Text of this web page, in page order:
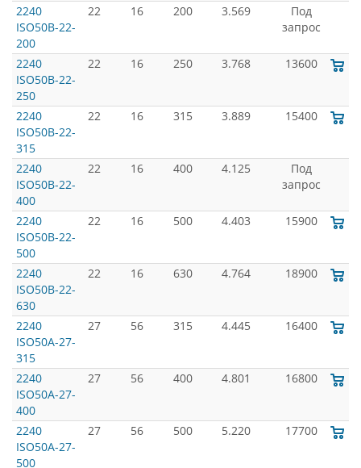
2240
ISO50B-22-
200
22 16 200 3.569
Под
запрос
2240
ISO50B-22-
250
22 16 250 3.768 13600
2240
ISO50B-22-
315
22 16 315 3.889 15400
2240
ISO50B-22-
400
22 16 400 4.125
Под
запрос
2240
ISO50B-22-
500
22 16 500 4.403 15900
2240
ISO50B-22-
630
22 16 630 4.764 18900
2240
ISO50A-27-
315
27 56 315 4.445 16400
2240
ISO50A-27-
400
27 56 400 4.801 16800
2240
ISO50A-27-
500
27 56 500 5.220 17700